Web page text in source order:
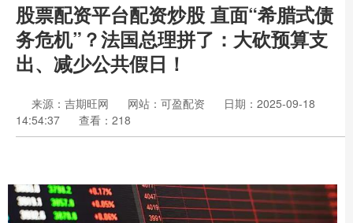
股票配资平台配资炒股 直面“希腊式债
务危机”？法国总理拼了：大砍预算支
出、减少公共假日！
来源：吉期旺网 网站：可盈配资
日期：2025-09-18
14:54:37
查看：218